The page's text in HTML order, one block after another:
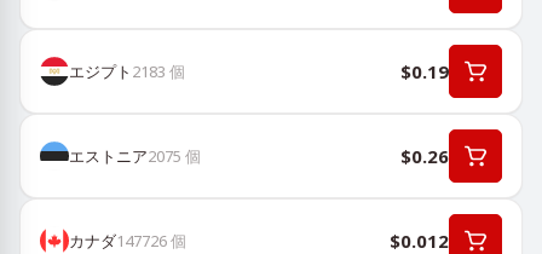
エジプト 2183 個 $0.19
エストニア2075 個 $0.26
カナダ147726個 $0.012